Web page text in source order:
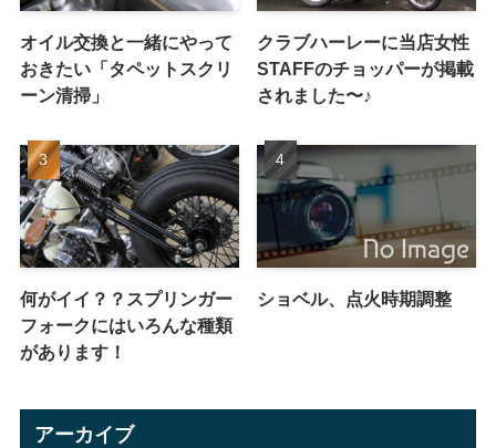
オイル交換と一緒にやって
おきたい「タペットスクリ
ーン清掃」
クラブハーレーに当店女性
STAFFのチョッパーが掲載
されました〜♪
何がイイ？？スプリンガー
フォークにはいろんな種類
があります！
ショベル、点火時期調整
アーカイブ